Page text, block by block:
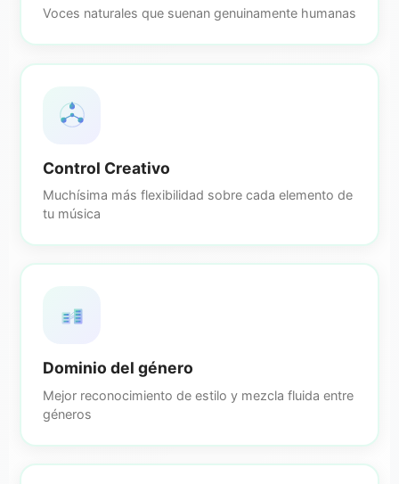
Voces naturales que suenan genuinamente humanas
Control Creativo
Muchísima más flexibilidad sobre cada elemento de
tu música
Dominio del género
Mejor reconocimiento de estilo y mezcla fluida entre
géneros